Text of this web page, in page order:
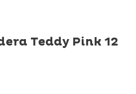
Teddy Pink 12